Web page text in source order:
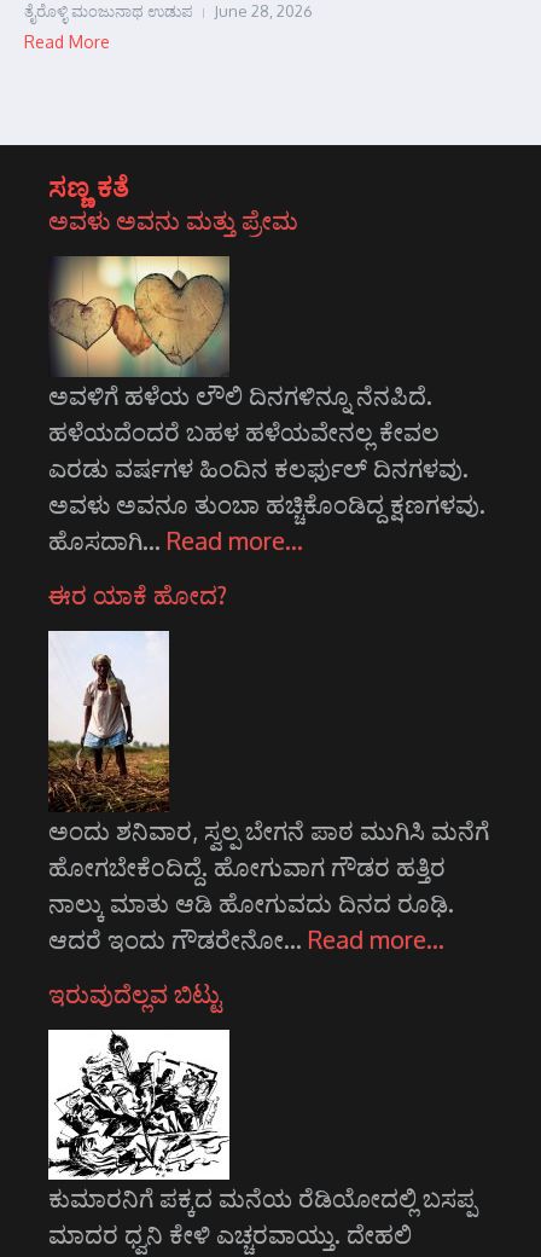
ತೈರೊಳ್ಳಿ ಮಂಜುನಾಥ ಉಡುಪ June 28, 2026
Read More
ಸಣ್ಣ ಕತೆ
ಅವಳು ಅವನು ಮತ್ತು ಪ್ರೇಮ
ಅವಳಿಗೆ ಹಳೆಯ ಲೌಲಿ ದಿನಗಳಿನ್ನೂ ನೆನಪಿದೆ.
ಹಳೆಯದೆಂದರೆ ಬಹಳ ಹಳೆಯವೇನಲ್ಲ ಕೇವಲ
ಎರಡು ವರ್ಷಗಳ ಹಿಂದಿನ ಕಲರ್ಫುಲ್ ದಿನಗಳವು.
ಅವಳು ಅವನೂ ತುಂಬಾ ಹಚ್ಚಿಕೊಂಡಿದ್ದ ಕ್ಷಣಗಳವು.
ಹೊಸದಾಗಿ… Read more…
ಈರ ಯಾಕೆ ಹೋದ?
ಅಂದು ಶನಿವಾರ, ಸ್ವಲ್ಪ ಬೇಗನೆ ಪಾಠ ಮುಗಿಸಿ ಮನೆಗೆ
ಹೋಗಬೇಕೆ೦ದಿದ್ದೆ. ಹೋಗುವಾಗ ಗೌಡರ ಹತ್ತಿರ
ನಾಲ್ಕು ಮಾತು ಆಡಿ ಹೋಗುವದು ದಿನದ ರೂಢಿ.
ಆದರೆ ಇಂದು ಗೌಡರೇನೋ… Read more…
ಇರುವುದೆಲ್ಲವ ಬಿಟ್ಟು
ಕುಮಾರನಿಗೆ ಪಕ್ಕದ ಮನೆಯ ರೆಡಿಯೋದಲ್ಲಿ ಬಸಪ್ಪ
ಮಾದರ ಧ್ವನಿ ಕೇಳಿ ಎಚ್ಚರವಾಯ್ತು. ದೇಹಲಿ